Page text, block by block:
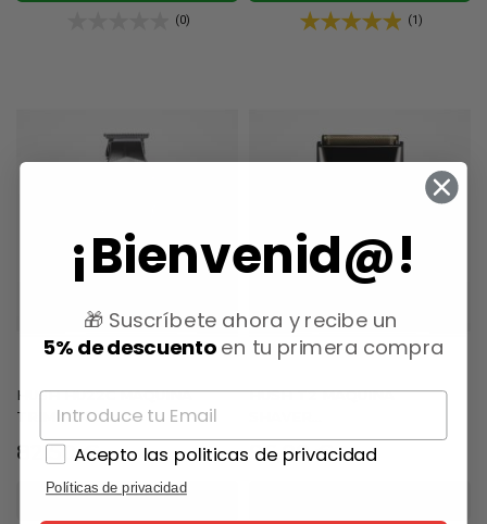
(0) (1)
HUSH HU22C MAQUINA
TRIMMER...
Precio
82,50 €
HUSH T2 MAQUINA
Precio
96,00 €
¡Bienvenid@!
🎁 Suscríbete ahora y recibe un
5% de descuentoen tu primera compra
Acepto las politicas de privacidad
Políticas de privacidad